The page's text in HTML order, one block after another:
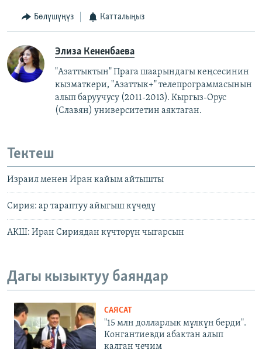
Бөлүшүңүз Катталыңыз
Элиза Кененбаева
"Азаттыктын" Прага шаарындагы кеңсесинин
кызматкери, "Азаттык+" телепрограммасынын
алып баруучусу (2011-2013). Кыргыз-Орус
(Славян) университетин аяктаган.
Тектеш
Израил менен Иран кайым айтышты
Сирия: ар тараптуу айыгыш күчөдү
АКШ: Иран Сириядан күчтөрүн чыгарсын
Дагы кызыктуу баяндар
САЯСАТ
"15 млн долларлык мүлкүн берди".
Конгантиевди абактан алып
калган чечим